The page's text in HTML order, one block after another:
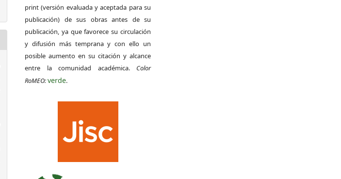
print (versión evaluada y aceptada para su
publicación) de sus obras antes de su
publicación, ya que favorece su circulación
y difusión más temprana y con ello un
posible aumento en su citación y alcance
entre la comunidad académica. Color
RoMEO:verde.